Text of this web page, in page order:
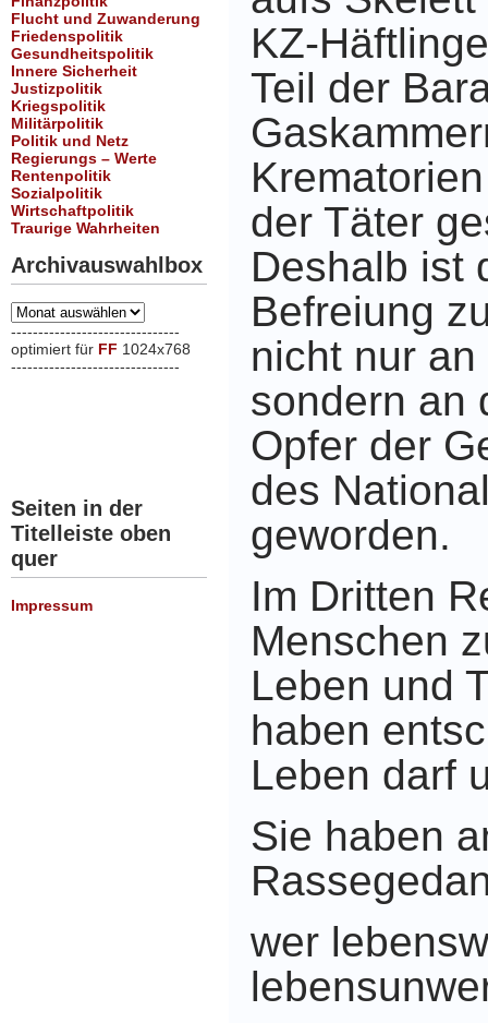
Flucht und Zuwanderung
Friedenspolitik
Gesundheitspolitik
Innere Sicherheit
Justizpolitik
Kriegspolitik
Militärpolitik
Politik und Netz
Regierungs – Werte
Rentenpolitik
Sozialpolitik
Wirtschaftpolitik
Traurige Wahrheiten
Archivauswahlbox
Archivauswahlbox
-------------------------------
optimiert für FF 1024x768
-------------------------------
Seiten in der
Titelleiste oben
quer
Impressum
KZ-
Teil der
der Täter
Deshalb ist
Befreiung
nicht nur
sondern an
Opfer der
des
geworden.
Im Dritten
Menschen
Leben und
haben
Leben darf
Sie haben
wer